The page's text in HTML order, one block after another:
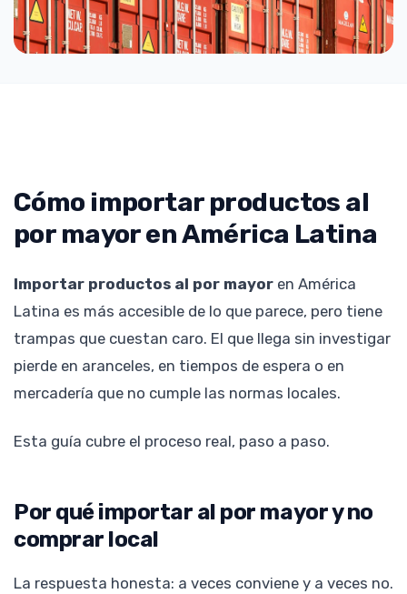
Cómo importar productos al
por mayor en América Latina
Importar productos al por mayor en América
Latina es más accesible de lo que parece, pero tiene
trampas que cuestan caro. El que llega sin investigar
pierde en aranceles, en tiempos de espera o en
mercadería que no cumple las normas locales.
Esta guía cubre el proceso real, paso a paso.
Por qué importar al por mayor y no
comprar local
La respuesta honesta: a veces conviene y a veces no.